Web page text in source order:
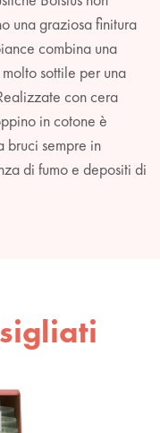
una graziosa finitura
combina una
sottile per una
con cera
in cotone è
bruci sempre in
di fumo e depositi di